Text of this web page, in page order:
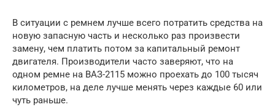
В ситуации с ремнем лучше всего потратить средства на
новую запасную часть и несколько раз произвести
замену, чем платить потом за капитальный ремонт
двигателя. Производители часто заверяют, что на
одном ремне на ВАЗ-2115 можно проехать до 100 тысяч
километров, на деле лучше менять через каждые 60 или
чуть раньше.